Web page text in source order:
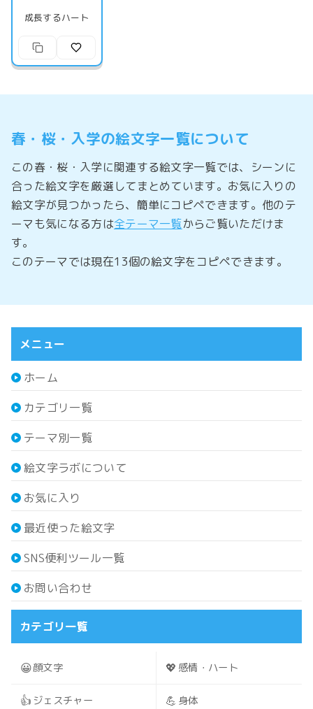
成長するハート
春・桜・入学の絵文字一覧について
この春・桜・入学に関連する絵文字一覧では、シーンに
合った絵文字を厳選してまとめています。お気に入りの
絵文字が見つかったら、簡単にコピペできます。他のテ
ーマも気になる方は全テーマ一覧からご覧いただけま
す。
このテーマでは現在13個の絵文字をコピペできます。
メニュー
ホーム
カテゴリ一覧
テーマ別一覧
絵文字ラボについて
お気に入り
最近使った絵文字
SNS便利ツール一覧
お問い合わせ
カテゴリ一覧
😀顔文字 💖 感情・ハート
👍 ジェスチャー 💪 身体